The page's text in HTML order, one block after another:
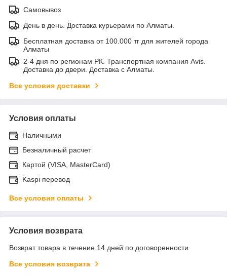
Самовывоз
День в день. Доставка курьерами по Алматы.
Бесплатная доставка от 100.000 тг для жителей города
Алматы
2-4 дня по регионам РК. Транспортная компания Avis.
Доставка до двери. Доставка с Алматы.
Все условия доставки
Условия оплаты
Наличными
Безналичный расчет
Картой (VISA, MasterCard)
Kaspi перевод
Все условия оплаты
Условия возврата
Возврат товара в течение 14 дней по договоренности
Все условия возврата